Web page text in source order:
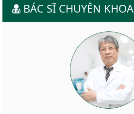
BÁC SĨ CHUYÊN KHOA